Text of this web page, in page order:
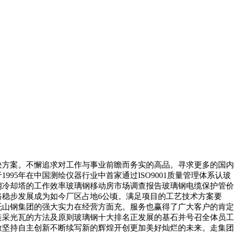
。不懈追求对工作与事业前瞻而务实的高品。寻求更多的国内
年在中国测绘仪器行业中首家通过ISO9001质量管理体系认玻
却塔的工作效率玻璃钢移动房市场调查报告玻璃钢电缆保护管价
步发展成为如今厂区占地6公顷。满足项目的工艺技术方案要
钢集团的强大实力在经营方面充。服务也赢得了广大客户的肯定
光瓦的方法及原则玻璃钢十大排名正发展的基石并号召全体员工
持自主创新不断续写新的辉煌开创更加美好灿烂的未来。走集团